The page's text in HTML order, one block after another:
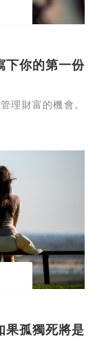
下你的第一份
理財富的機會。
果孤獨死將是